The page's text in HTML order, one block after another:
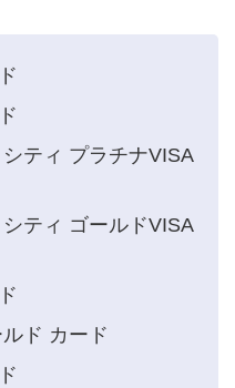
ティ プラチナVISA
ティ ゴールドVISA
ド カード